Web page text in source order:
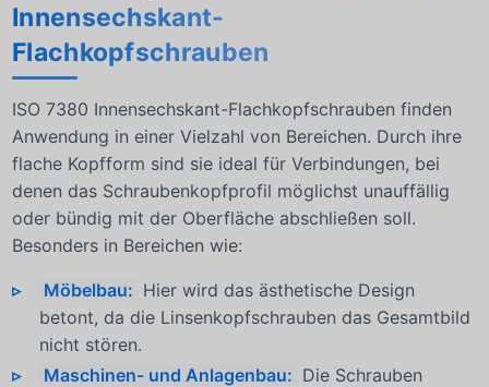
Innensechskant-
Flachkopfschrauben
ISO 7380 Innensechskant-Flachkopfschrauben finden
Anwendung in einer Vielzahl von Bereichen. Durch ihre
flache Kopfform sind sie ideal für Verbindungen, bei
denen das Schraubenkopfprofil möglichst unauffällig
oder bündig mit der Oberfläche abschließen soll.
Besonders in Bereichen wie:
Möbelbau: Hier wird das ästhetische Design
betont, da die Linsenkopfschrauben das Gesamtbild
nicht stören.
Maschinen- und Anlagenbau: Die Schrauben